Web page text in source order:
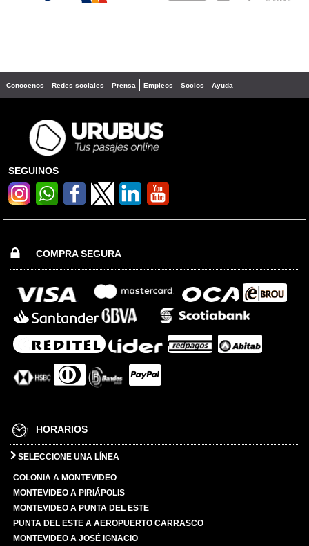
Conocenos Redes sociales Prensa Empleos Socios Ayuda
SEGUINOS
COMPRA SEGURA
HORARIOS
SELECCIONE UNA LÍNEA
COLONIA A MONTEVIDEO
MONTEVIDEO A PIRIÁPOLIS
MONTEVIDEO A PUNTA DEL ESTE
PUNTA DEL ESTE A AEROPUERTO CARRASCO
MONTEVIDEO A JOSÉ IGNACIO